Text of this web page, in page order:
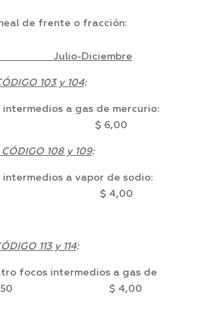
de frente o fracción:
Julio-Diciembre
103 y 104:
intermedios a gas de mercurio:
$ 6,00
CÓDIGO 108 y 109:
intermedios a vapor de sodio:
$ 4,00
113 y 114:
focos intermedios a gas de
$ 3,50 $ 4,00